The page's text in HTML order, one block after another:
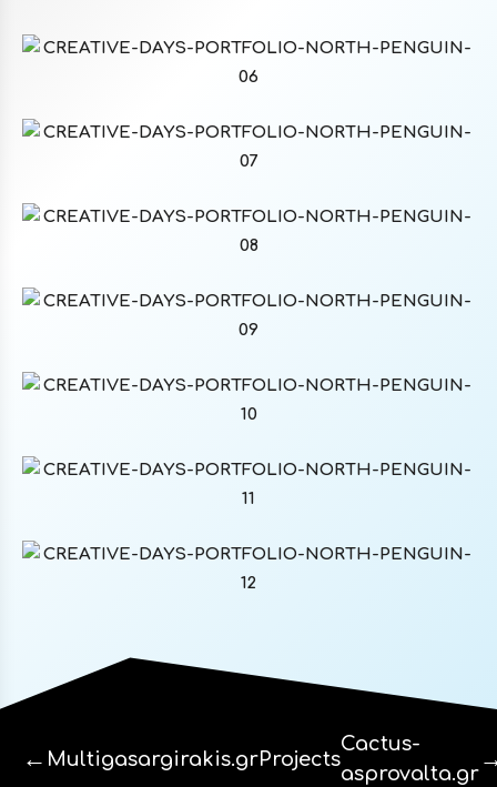
← Multigasargirakis.grProjects
Cactus-
asprovalta.gr